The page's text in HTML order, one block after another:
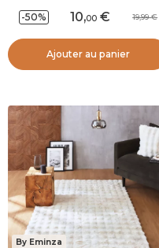
-50% 10,00 19,99
Ajouter au panier
By Eminza